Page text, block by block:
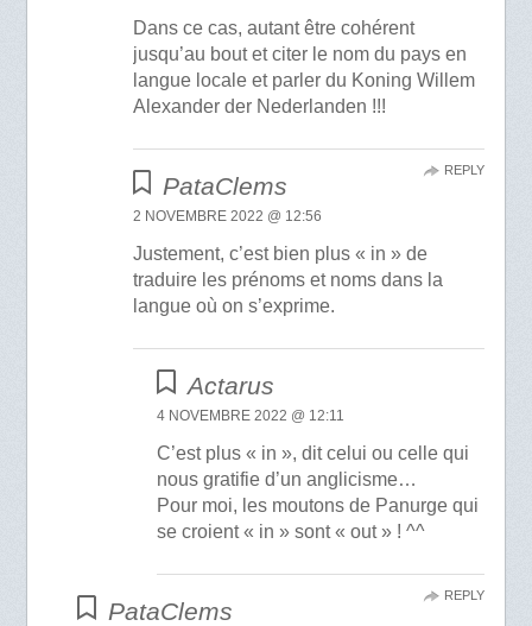
Dans ce cas, autant être cohérent
jusqu’au bout et citer le nom du pays en
langue locale et parler du Koning Willem
Alexander der Nederlanden !!!
PataClems
2 NOVEMBRE 2022 @ 12:56
Justement, c’est bien plus « in » de
traduire les prénoms et noms dans la
langue où on s’exprime.
REPLY
Actarus
4 NOVEMBRE 2022 @ 12:11
C’est plus « in », dit celui ou celle qui
nous gratifie d’un anglicisme…
Pour moi, les moutons de Panurge qui
se croient « in » sont « out » ! ^^
PataClems
REPLY